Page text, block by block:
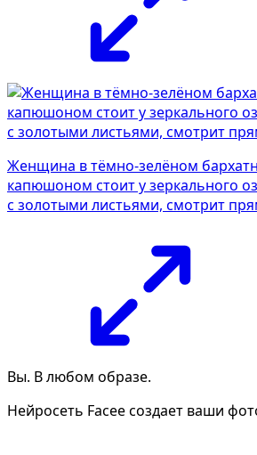
Женщина в тёмно-зелёном
капюшоном стоит у зеркального
с золотыми листьями, смотрит
Вы. В любом образе.
Нейросеть Facee создает ваши